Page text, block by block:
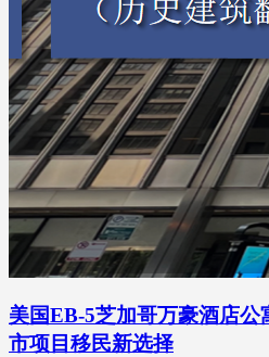
美国EB-5芝加哥万豪酒店
市项目移民新选择